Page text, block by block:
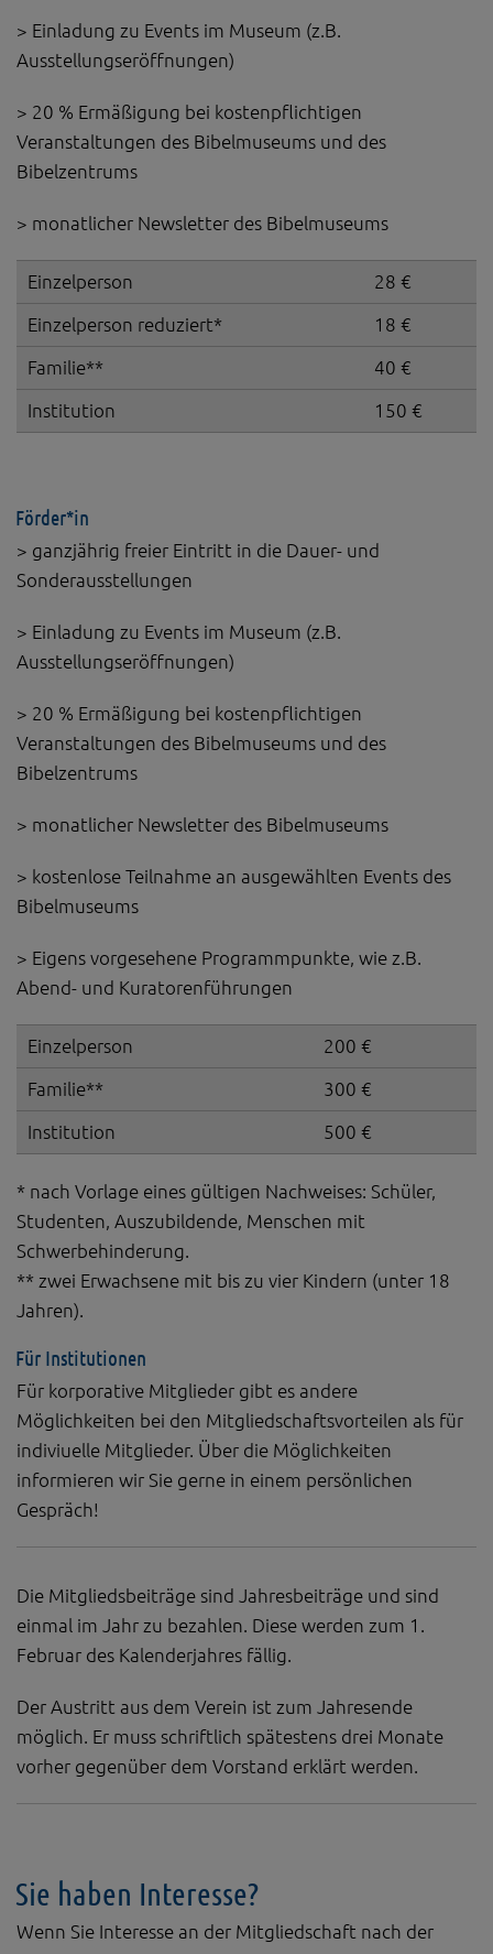
> Einladung zu Events im Museum (z.B.
Ausstellungseröffnungen)
> 20 % Ermäßigung bei kostenpflichtigen
Veranstaltungen des Bibelmuseums und des
Bibelzentrums
> monatlicher Newsletter des Bibelmuseums
Einzelperson 28 €
Einzelperson reduziert* 18 €
Familie** 40 €
Institution 150 €
Förder*in
> ganzjährig freier Eintritt in die Dauer- und
Sonderausstellungen
> Einladung zu Events im Museum (z.B.
Ausstellungseröffnungen)
> 20 % Ermäßigung bei kostenpflichtigen
Veranstaltungen des Bibelmuseums und des
Bibelzentrums
> monatlicher Newsletter des Bibelmuseums
> kostenlose Teilnahme an ausgewählten Events des
Bibelmuseums
> Eigens vorgesehene Programmpunkte, wie z.B.
Abend- und Kuratorenführungen
Einzelperson 200 €
Familie** 300 €
Institution 500 €
* nach Vorlage eines gültigen Nachweises: Schüler,
Studenten, Auszubildende, Menschen mit
Schwerbehinderung.
** zwei Erwachsene mit bis zu vier Kindern (unter 18
Jahren).
Für Institutionen
Für korporative Mitglieder gibt es andere
Möglichkeiten bei den Mitgliedschaftsvorteilen als für
indiviuelle Mitglieder. Über die Möglichkeiten
informieren wir Sie gerne in einem persönlichen
Gespräch!
Die Mitgliedsbeiträge sind Jahresbeiträge und sind
einmal im Jahr zu bezahlen. Diese werden zum 1.
Februar des Kalenderjahres fällig.
Der Austritt aus dem Verein ist zum Jahresende
möglich. Er muss schriftlich spätestens drei Monate
vorher gegenüber dem Vorstand erklärt werden.
Sie haben Interesse?
Wenn Sie Interesse an der Mitgliedschaft nach der